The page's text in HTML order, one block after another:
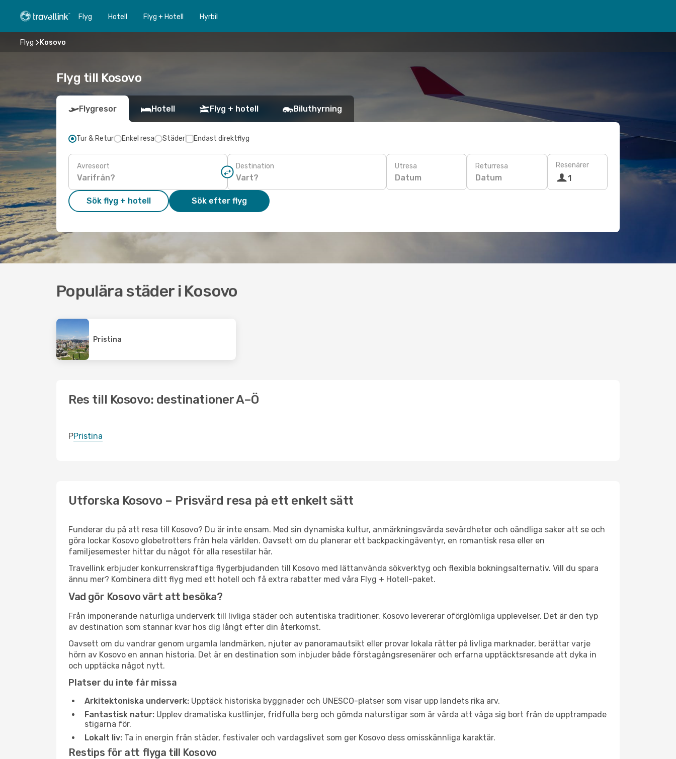
Flyg Hotell Flyg + Hotell Hyrbil
Flyg Kosovo
Flyg till Kosovo
Flygresor Hotell Flyg + hotell Biluthyrning
Tur & Retur Enkel resa Städer Endast direktflyg
Avreseort Destination Utresa
Datum
Returresa
Datum
Resenärer
1
Sök flyg + hotell Sök efter flyg
Populära städer i Kosovo
Pristina
Res till Kosovo: destinationer A–Ö
PPristina
Utforska Kosovo – Prisvärd resa på ett enkelt sätt
Funderar du på att resa till Kosovo? Du är inte ensam. Med sin dynamiska kultur, anmärkningsvärda sevärdheter och oändliga saker att se och
göra lockar Kosovo globetrotters från hela världen. Oavsett om du planerar ett backpackingäventyr, en romantisk resa eller en
familjesemester hittar du något för alla resestilar här.
Travellink erbjuder konkurrenskraftiga flygerbjudanden till Kosovo med lättanvända sökverktyg och flexibla bokningsalternativ. Vill du spara
ännu mer? Kombinera ditt flyg med ett hotell och få extra rabatter med våra Flyg + Hotell-paket.
Vad gör Kosovo värt att besöka?
Från imponerande naturliga underverk till livliga städer och autentiska traditioner, Kosovo levererar oförglömliga upplevelser. Det är den typ
av destination som stannar kvar hos dig långt efter din återkomst.
Oavsett om du vandrar genom urgamla landmärken, njuter av panoramautsikt eller provar lokala rätter på livliga marknader, berättar varje
hörn av Kosovo en annan historia. Det är en destination som inbjuder både förstagångsresenärer och erfarna upptäcktsresande att dyka in
och upptäcka något nytt.
Platser du inte får missa
Arkitektoniska underverk: Upptäck historiska byggnader och UNESCO-platser som visar upp landets rika arv.
Fantastisk natur: Upplev dramatiska kustlinjer, fridfulla berg och gömda naturstigar som är värda att våga sig bort från de upptrampade
stigarna för.
Lokalt liv: Ta in energin från städer, festivaler och vardagslivet som ger Kosovo dess omisskännliga karaktär.
Restips för att flyga till Kosovo